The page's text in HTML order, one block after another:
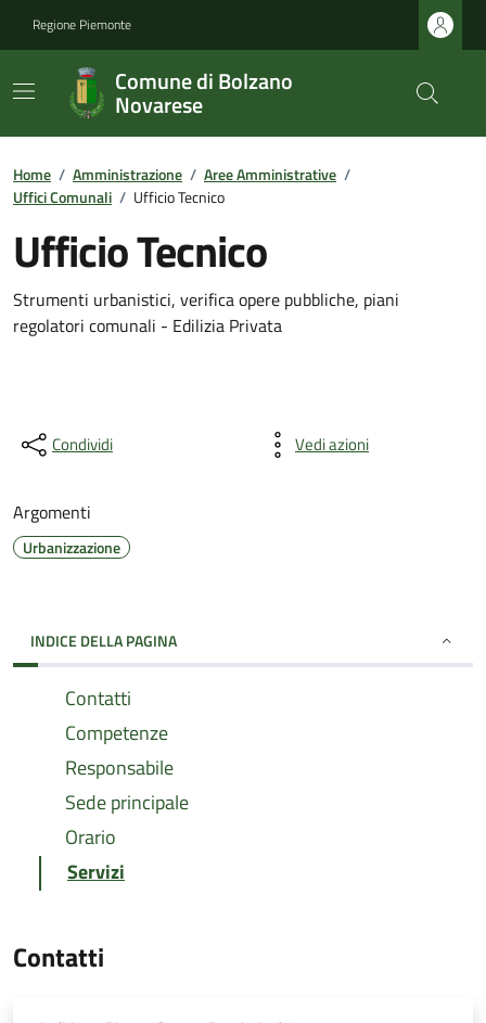
Regione Piemonte
Comune di Bolzano
Novarese
Home / Amministrazione / Aree Amministrative /
Uffici Comunali / Ufficio Tecnico
Ufficio Tecnico
Strumenti urbanistici, verifica opere pubbliche, piani
regolatori comunali - Edilizia Privata
Condividi Vedi azioni
Argomenti
Urbanizzazione
INDICE DELLA PAGINA
Contatti
Competenze
Responsabile
Sede principale
Orario
Servizi
Contatti